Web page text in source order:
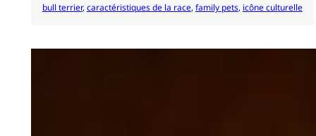
bull terrier, caractéristiques de la race, family pets, icône culturelle